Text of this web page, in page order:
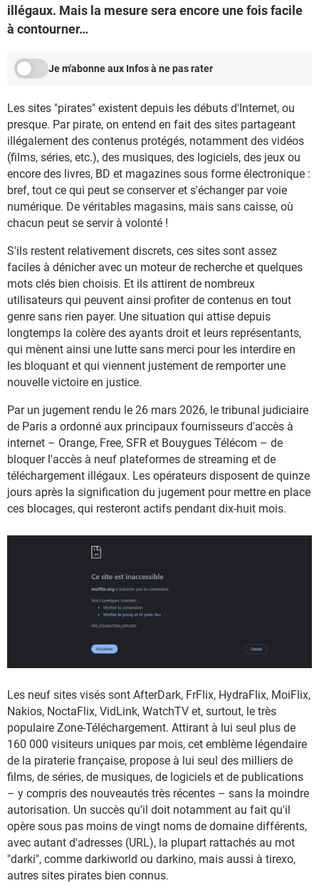
illégaux. Mais la mesure sera encore une fois facile
à contourner…
Je m'abonne aux Infos à ne pas rater
Les sites "pirates" existent depuis les débuts d'Internet, ou
presque. Par pirate, on entend en fait des sites partageant
illégalement des contenus protégés, notamment des vidéos
(films, séries, etc.), des musiques, des logiciels, des jeux ou
encore des livres, BD et magazines sous forme électronique :
bref, tout ce qui peut se conserver et s'échanger par voie
numérique. De véritables magasins, mais sans caisse, où
chacun peut se servir à volonté !
S'ils restent relativement discrets, ces sites sont assez
faciles à dénicher avec un moteur de recherche et quelques
mots clés bien choisis. Et ils attirent de nombreux
utilisateurs qui peuvent ainsi profiter de contenus en tout
genre sans rien payer. Une situation qui attise depuis
longtemps la colère des ayants droit et leurs représentants,
qui mènent ainsi une lutte sans merci pour les interdire en
les bloquant et qui viennent justement de remporter une
nouvelle victoire en justice.
Par un jugement rendu le 26 mars 2026, le tribunal judiciaire
de Paris a ordonné aux principaux fournisseurs d'accès à
internet – Orange, Free, SFR et Bouygues Télécom – de
bloquer l'accès à neuf plateformes de streaming et de
téléchargement illégaux. Les opérateurs disposent de quinze
jours après la signification du jugement pour mettre en place
ces blocages, qui resteront actifs pendant dix-huit mois.
Les neuf sites visés sont AfterDark, FrFlix, HydraFlix, MoiFlix,
Nakios, NoctaFlix, VidLink, WatchTV et, surtout, le très
populaire Zone-Téléchargement. Attirant à lui seul plus de
160 000 visiteurs uniques par mois, cet emblème légendaire
de la piraterie française, propose à lui seul des milliers de
films, de séries, de musiques, de logiciels et de publications
– y compris des nouveautés très récentes – sans la moindre
autorisation. Un succès qu'il doit notamment au fait qu'il
opère sous pas moins de vingt noms de domaine différents,
avec autant d'adresses (URL), la plupart rattachés au mot
"darki", comme darkiworld ou darkino, mais aussi à tirexo,
autres sites pirates bien connus.